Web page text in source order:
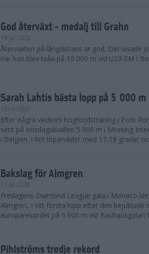
God återväxt - medalj till Grahn
18 jul 2025
Återväxten på långdistans är god. Det visade
när han blev tvåa på 10 000 m vid U23-EM i
Sarah Lahtis bästa lopp på 5 000 m
16 jul 2025
Efter några veckors höghöjdsträning i Font
sent på onsdagskvällen 5 000 m i Meeting
i Belgien. I fint löparväder med 17-18 grader
Bakslag för Almgren
11 jul 2025
Fredagens Diamond League gala i Monaco
Almgren, I sitt första lopp efter den bejublade
europarekordet på 5 000 m vid Bauhausgalan
Pihlströms tredje rekord